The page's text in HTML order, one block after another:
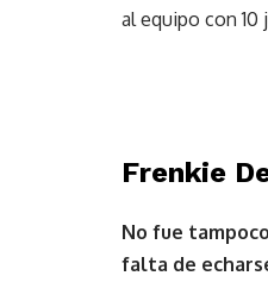
al equipo con 10
Frenkie
No fue
falta de